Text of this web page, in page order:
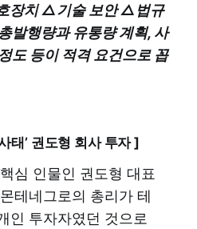
장치 △기술 보안 △법규
발행량과 유통량 계획, 사
도 등이 적격 요건으로 꼽
태’ 권도형 회사 투자 ]
심 인물인 권도형 대표
테네그로의 총리가 테
인 투자자였던 것으로